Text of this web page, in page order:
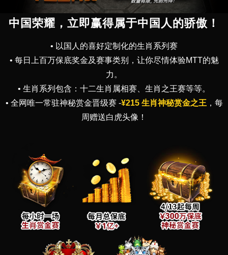
中国荣耀，立即赢得属于中国人的骄傲！
• 以国人的喜好定制化的生肖系列赛
• 每日上百万保底奖金及赛事类别，让你尽情体验MTT的魅
力。
• 生肖系列包含：十二生肖属相赛、生肖之王赛等等。
• 全网唯一常驻神秘赏金晋级赛 -¥215 生肖神秘赏金之王，每
周赠送白虎头像！